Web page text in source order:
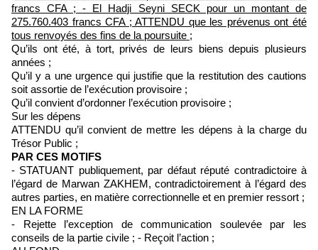
francs CFA ; - El Hadji Seyni SECK pour un montant de
275.760.403 francs CFA ; ATTENDU que les prévenus ont été
tous renvoyés des fins de la poursuite ;
Qu’ils ont été, à tort, privés de leurs biens depuis plusieurs
années ;
Qu’il y a une urgence qui justifie que la restitution des cautions
soit assortie de l’exécution provisoire ;
Qu’il convient d’ordonner l’exécution provisoire ;
Sur les dépens
ATTENDU qu’il convient de mettre les dépens à la charge du
Trésor Public ;
PAR CES MOTIFS
- STATUANT publiquement, par défaut réputé contradictoire à
l’égard de Marwan ZAKHEM, contradictoirement à l’égard des
autres parties, en matière correctionnelle et en premier ressort ;
EN LA FORME
- Rejette l’exception de communication soulevée par les
conseils de la partie civile ; - Reçoit l’action ;